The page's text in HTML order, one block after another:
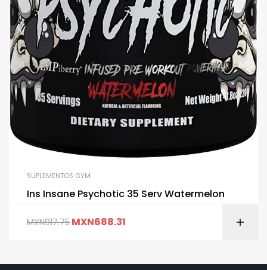
SUPLEMENTOS GYM
Ins Insane Psychotic 35 Serv Watermelon
MXN917.75 MXN688.31